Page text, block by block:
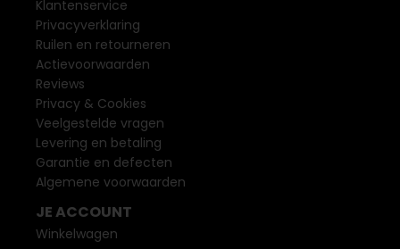
Klantenservice
Privacyverklaring
Ruilen en retourneren
Actievoorwaarden
Reviews
Privacy & Cookies
Veelgestelde vragen
Levering en betaling
Garantie en defecten
Algemene voorwaarden
JE ACCOUNT
Winkelwagen